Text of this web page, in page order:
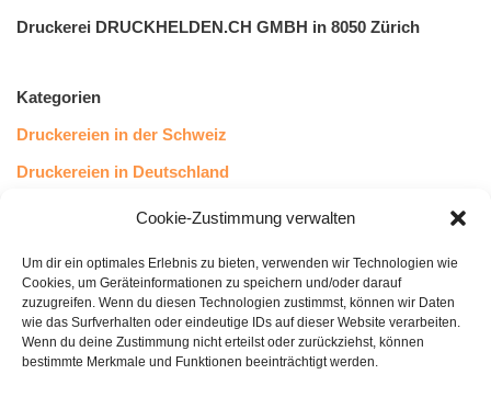
Cookie-Zustimmung verwalten
Um dir ein optimales Erlebnis zu bieten, verwenden wir Technologien wie
Cookies, um Geräteinformationen zu speichern und/oder darauf
zuzugreifen. Wenn du diesen Technologien zustimmst, können wir Daten
wie das Surfverhalten oder eindeutige IDs auf dieser Website verarbeiten.
Wenn du deine Zustimmung nicht erteilst oder zurückziehst, können
bestimmte Merkmale und Funktionen beeinträchtigt werden.
Druckerei DRUCKHELDEN.CH GMBH in 8050 Zürich
Kategorien
Druckereien in der Schweiz
Druckereien in Deutschland
Druckereien in Österreich
Kundenstimmen